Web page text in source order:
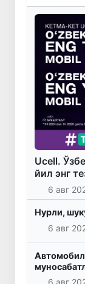
Ucell.
йил энг
6 авг
Нурли,
6 авг